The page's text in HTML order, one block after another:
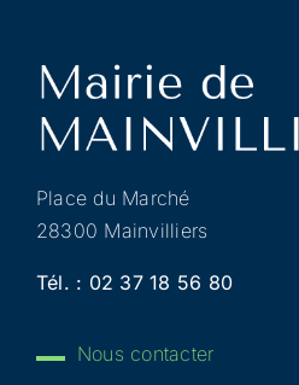
Place du Marché
28300 Mainvilliers
Tél. : 02 37 18 56 80
Nous contacter